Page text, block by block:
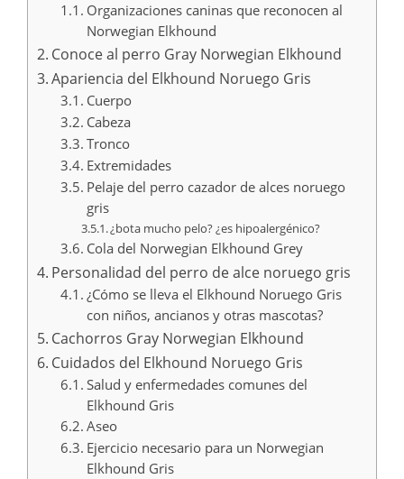
Organizaciones caninas que reconocen al
Norwegian Elkhound
Conoce al perro Gray Norwegian Elkhound
Apariencia del Elkhound Noruego Gris
Cuerpo
Cabeza
Tronco
Extremidades
Pelaje del perro cazador de alces noruego
gris
¿bota mucho pelo? ¿es hipoalergénico?
Cola del Norwegian Elkhound Grey
Personalidad del perro de alce noruego gris
¿Cómo se lleva el Elkhound Noruego Gris
con niños, ancianos y otras mascotas?
Cachorros Gray Norwegian Elkhound
Cuidados del Elkhound Noruego Gris
Salud y enfermedades comunes del
Elkhound Gris
Aseo
Ejercicio necesario para un Norwegian
Elkhound Gris